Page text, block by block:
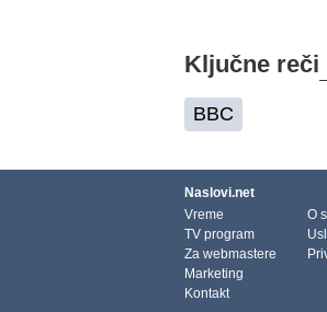
Ključne reči
BBC
Naslovi.net
Vreme
TV program
Za webmastere
Marketing
Kontakt
O